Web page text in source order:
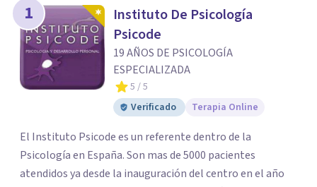
1
Instituto De Psicología
Psicode
19 AÑOS DE PSICOLOGÍA
ESPECIALIZADA
5 / 5
Verificado
Terapia Online
El Instituto Psicode es un referente dentro de la
Psicología en España. Son mas de 5000 pacientes
atendidos ya desde la inauguración del centro en el año